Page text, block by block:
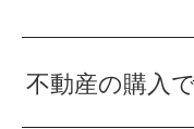
不動産の購入